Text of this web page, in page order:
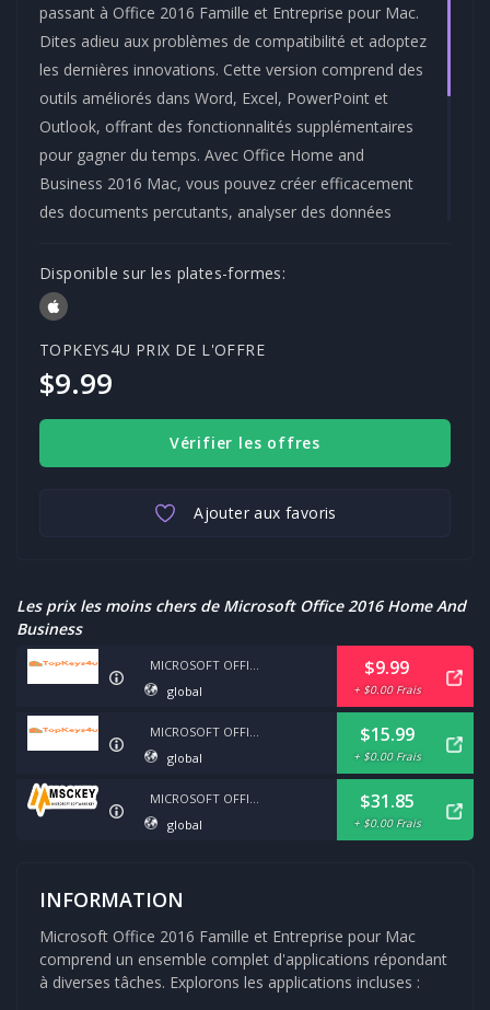
passant à Office 2016 Famille et Entreprise pour Mac.
Dites adieu aux problèmes de compatibilité et adoptez
les dernières innovations. Cette version comprend des
outils améliorés dans Word, Excel, PowerPoint et
Outlook, offrant des fonctionnalités supplémentaires
pour gagner du temps. Avec Office Home and
Business 2016 Mac, vous pouvez créer efficacement
des documents percutants, analyser des données
gérer les courriels et les calendriers de manière
transparente. Obtenez une clé de produit authentique
dès aujourd'hui pour booster votre productivité et
garder une longueur d'avance sur la concurrence.
MICROSOFT
Disponible sur les plates-formes:
TOPKEYS4U PRIX DE L'OFFRE
$9.99
Vérifier les offres
Ajouter aux favoris
Les prix les moins chers de Microsoft Office 2016 Home And
Business
MICROSOFT OFFICE 2016 HOME AND BUSINESS FOR MAC
global
$9.99
+ $0.00 Frais
MICROSOFT OFFICE 2016 HOME & BUSINESS FOR MAC
global
$15.99
+ $0.00 Frais
MICROSOFT OFFICE 2016 HOME AND BUSINESS FOR MAC
global
$31.85
+ $0.00 Frais
INFORMATION
Microsoft Office 2016 Famille et Entreprise pour Mac
comprend un ensemble complet d'applications répondant
à diverses tâches. Explorons les applications incluses :